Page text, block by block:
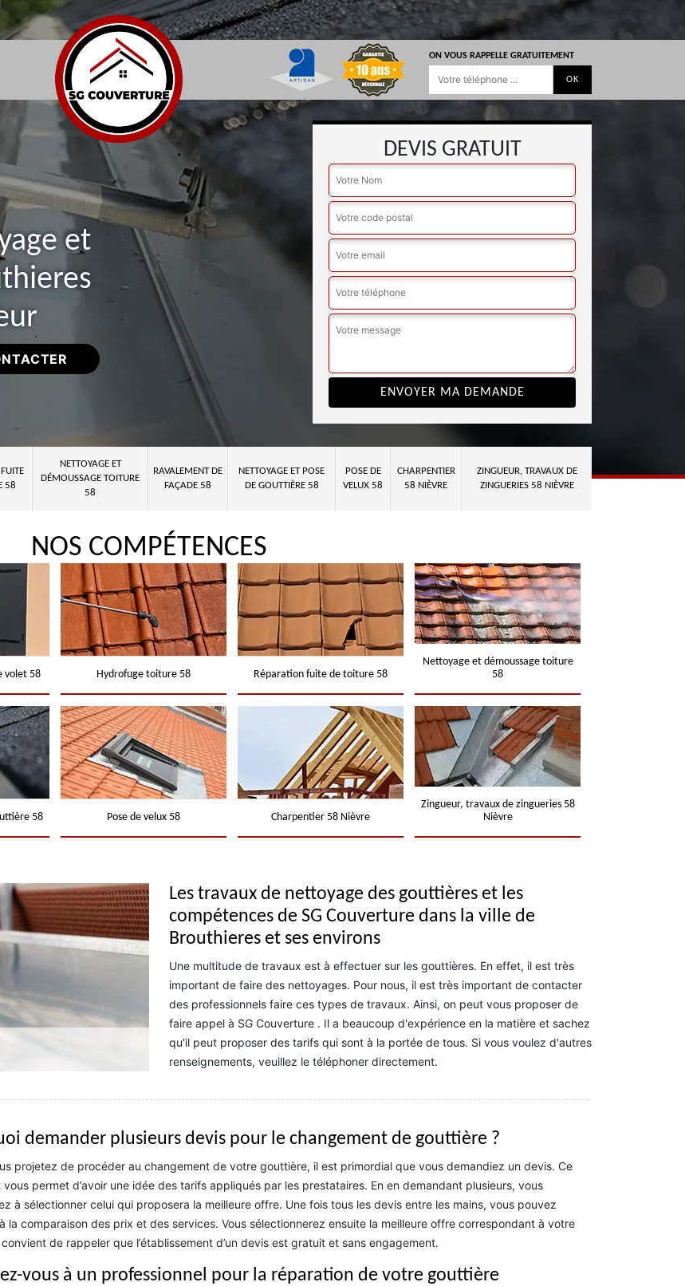
ON VOUS RAPPELLE GRATUITEMENT
et
DEVIS GRATUIT
58
NETTOYAGE ET
DÉMOUSSAGE TOITURE
58
RAVALEMENT DE
FAÇADE 58
NETTOYAGE ET POSE
DE GOUTTIÈRE 58
POSE DE
VELUX 58
CHARPENTIER
58 NIÈVRE
ZINGUEUR, TRAVAUX DE
ZINGUERIES 58 NIÈVRE
NOS COMPÉTENCES
volet 58 Hydrofuge toiture 58 Réparation fuite de toiture 58
Nettoyage et démoussage toiture
58
58 Pose de velux 58 Charpentier 58 Nièvre
Zingueur, travaux de zingueries 58
Nièvre
Les travaux de nettoyage des gouttières et les
compétences de SG Couverture dans la ville de
Brouthieres et ses environs
Une multitude de travaux est à effectuer sur les gouttières. En effet, il est très
important de faire des nettoyages. Pour nous, il est très important de contacter
des professionnels faire ces types de travaux. Ainsi, on peut vous proposer de
faire appel à SG Couverture . Il a beaucoup d'expérience en la matière et sachez
qu'il peut proposer des tarifs qui sont à la portée de tous. Si vous voulez d'autres
renseignements, veuillez le téléphoner directement.
demander plusieurs devis pour le changement de gouttière ?
projetez de procéder au changement de votre gouttière, il est primordial que vous demandiez un devis. Ce
permet d’avoir une idée des tarifs appliqués par les prestataires. En en demandant plusieurs, vous
à sélectionner celui qui proposera la meilleure offre. Une fois tous les devis entre les mains, vous pouvez
la comparaison des prix et des services. Vous sélectionnerez ensuite la meilleure offre correspondant à votre
de rappeler que l’établissement d’un devis est gratuit et sans engagement.
vous à un professionnel pour la réparation de votre gouttière